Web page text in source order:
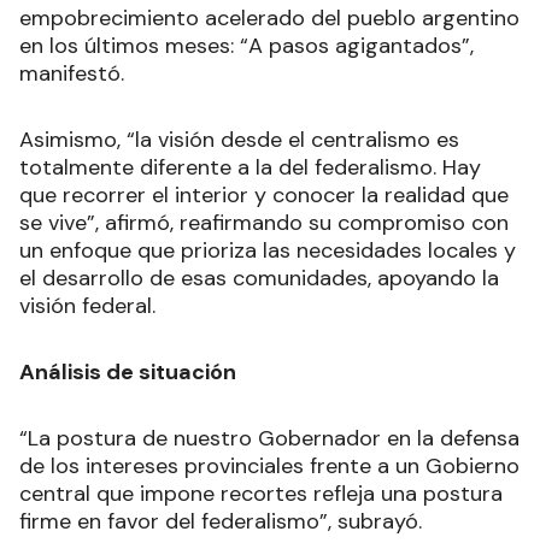
empobrecimiento acelerado del pueblo argentino
en los últimos meses: “A pasos agigantados”,
manifestó.
Asimismo, “la visión desde el centralismo es
totalmente diferente a la del federalismo. Hay
que recorrer el interior y conocer la realidad que
se vive”, afirmó, reafirmando su compromiso con
un enfoque que prioriza las necesidades locales y
el desarrollo de esas comunidades, apoyando la
visión federal.
Análisis de situación
“La postura de nuestro Gobernador en la defensa
de los intereses provinciales frente a un Gobierno
central que impone recortes refleja una postura
firme en favor del federalismo”, subrayó.